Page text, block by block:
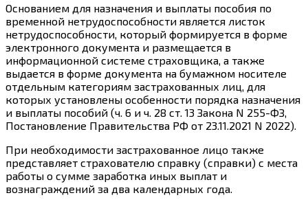
Основанием для назначения и выплаты пособия по
временной нетрудоспособности является листок
нетрудоспособности, который формируется в форме
электронного документа и размещается в
информационной системе страховщика, а также
выдается в форме документа на бумажном носителе
отдельным категориям застрахованных лиц, для
которых установлены особенности порядка назначения
и выплаты пособий (ч. 6 и ч. 28 ст. 13 Закона N 255-ФЗ,
Постановление Правительства РФ от 23.11.2021 N 2022).
При необходимости застрахованное лицо также
представляет страхователю справку (справки) с места
работы о сумме заработка иных выплат и
вознаграждений за два календарных года.